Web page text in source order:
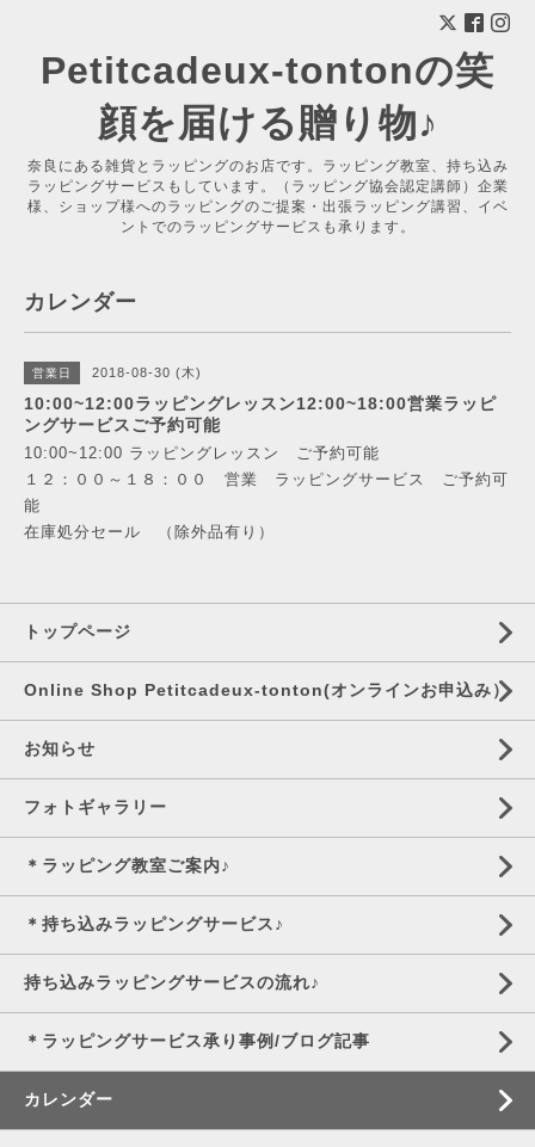
Petitcadeux-tontonの笑
顔を届ける贈り物♪
奈良にある雑貨とラッピングのお店です。ラッピング教室、持ち込み
ラッピングサービスもしています。（ラッピング協会認定講師）企業
様、ショップ様へのラッピングのご提案・出張ラッピング講習、イベ
ントでのラッピングサービスも承ります。
カレンダー
営業日 2018-08-30 (木)
10:00~12:00ラッピングレッスン12:00~18:00営業ラッピ
ングサービスご予約可能
10:00~12:00 ラッピングレッスン ご予約可能
１２：００～１８：００ 営業 ラッピングサービス ご予約可
能
在庫処分セール （除外品有り）
トップページ
Online Shop Petitcadeux-tonton(オンラインお申込み）
お知らせ
フォトギャラリー
＊ラッピング教室ご案内♪
＊持ち込みラッピングサービス♪
持ち込みラッピングサービスの流れ♪
＊ラッピングサービス承り事例/ブログ記事
カレンダー